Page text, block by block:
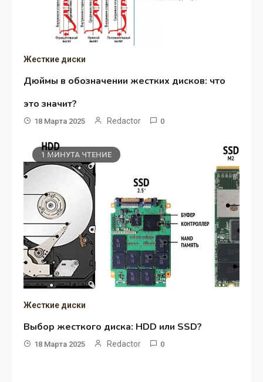
Жесткие диски
Дюймы в обозначении жестких дисков: что
это значит?
18 Марта 2025 Redactor 0
1 МИНУТА ЧТЕНИЕ
Жесткие диски
Выбор жесткого диска: HDD или SSD?
18 Марта 2025 Redactor 0